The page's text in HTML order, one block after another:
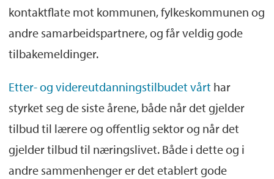
kontaktflate mot kommunen, fylkeskommunen og
andre samarbeidspartnere, og får veldig gode
tilbakemeldinger.
Etter- og videreutdanningstilbudet vårthar
styrket seg de siste årene, både når det gjelder
tilbud til lærere og offentlig sektor og når det
gjelder tilbud til næringslivet. Både i dette og i
andre sammenhenger er det etablert gode